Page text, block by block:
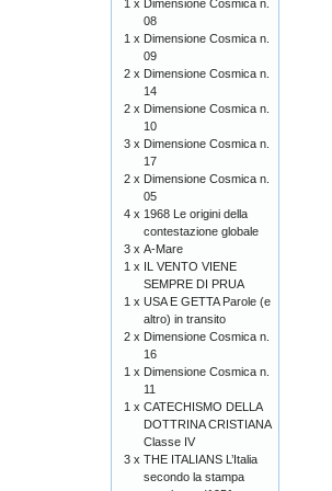
1 x
Dimensione Cosmica n.
08
1 x Dimensione Cosmica n.
09
2 x Dimensione Cosmica n.
14
2 x Dimensione Cosmica n.
10
3 x Dimensione Cosmica n.
17
2 x Dimensione Cosmica n.
05
4 x 1968 Le origini della
contestazione globale
3 x A-Mare
1 x IL VENTO VIENE
SEMPRE DI PRUA
1 x USA E GETTA Parole (e
altro) in transito
2 x Dimensione Cosmica n.
16
1 x Dimensione Cosmica n.
11
1 x CATECHISMO DELLA
DOTTRINA CRISTIANA
Classe IV
3 x THE ITALIANS L’Italia
secondo la stampa